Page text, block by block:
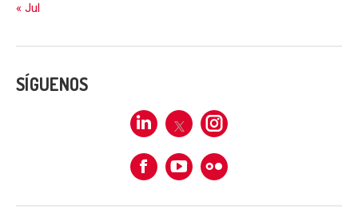
« Jul
SÍGUENOS
Linkedin
X Instagram
FacebookFlickr